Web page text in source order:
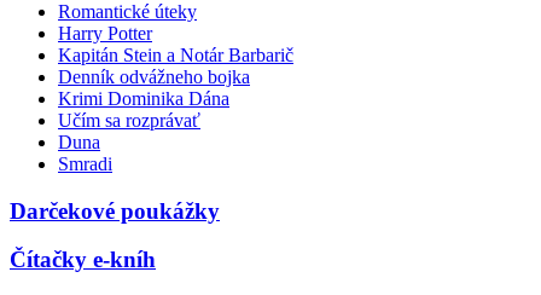
Romantické úteky
Harry Potter
Kapitán Stein a Notár Barbarič
Denník odvážneho bojka
Krimi Dominika Dána
Učím sa rozprávať
Duna
Smradi
Darčekové poukážky
Čítačky e-kníh